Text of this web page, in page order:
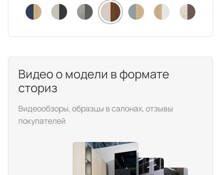
техника
Специальные
предложения
и скидки
клиентам
Видео о модели в формате
сториз
Видеообзоры, образцы в салонах, отзывы
покупателей